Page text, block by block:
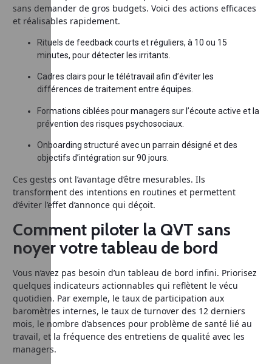
sans demander de gros budgets. Voici des actions efficaces
et réalisables rapidement.
Rituels de feedback courts et réguliers, à 10 ou 15
minutes, pour détecter les irritants.
Cadres clairs pour le télétravail afin d’éviter les
différences de traitement entre équipes.
Formations ciblées pour managers sur l’écoute active et la
prévention des risques psychosociaux.
Onboarding structuré avec un parrain désigné et des
objectifs d’intégration sur 90 jours.
Ces gestes ont l’avantage d’être mesurables. Ils
transforment des intentions en routines et permettent
d’éviter l’effet d’annonce qui déçoit.
Comment piloter la QVT sans
noyer votre tableau de bord
Vous n’avez pas besoin d’un tableau de bord infini. Priorisez
quelques indicateurs actionnables qui reflètent le vécu
quotidien. Par exemple, le taux de participation aux
baromètres internes, le taux de turnover des 12 derniers
mois, le nombre d’absences pour problème de santé lié au
travail, et la fréquence des entretiens de qualité avec les
managers.